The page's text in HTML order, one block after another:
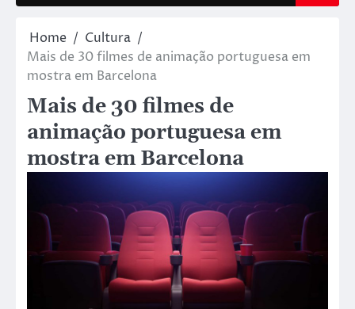
Home
Cultura
Mais de 30 filmes de animação portuguesa em
mostra em Barcelona
Mais de 30 filmes de
animação portuguesa em
mostra em Barcelona